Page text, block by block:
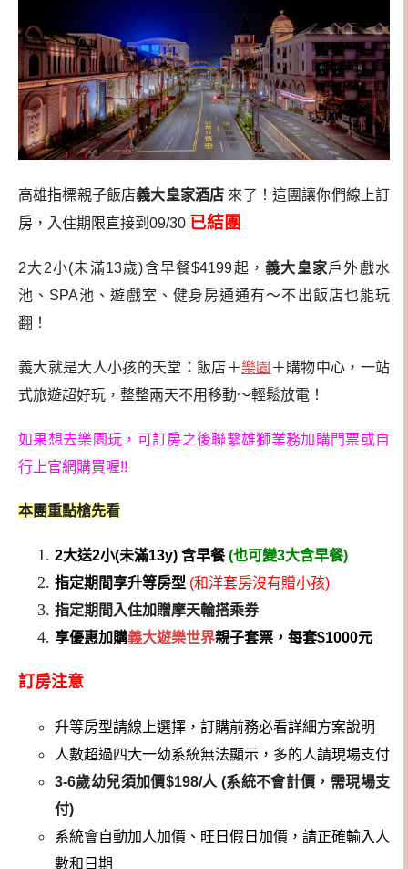
高雄指標親子飯店義大皇家酒店 來了！這團讓你們線上訂
房，入住期限直接到09/30 已結團
2大2小(未滿13歲)含早餐$4199起，義大皇家戶外戲水
池、SPA池、遊戲室、健身房通通有～不出飯店也能玩
翻！
義大就是大人小孩的天堂：飯店＋樂園 ＋購物中心，一站
式旅遊超好玩，整整兩天不用移動～輕鬆放電！
如果想去樂園玩，可訂房之後聯繫雄獅業務加購門票或自
行上官網購買喔!!
本團重點槍先看
2大送2小(未滿13y) 含早餐(也可變3大含早餐)
指定期間享升等房型 (和洋套房沒有贈小孩)
指定期間入住加贈摩天輪搭乘券
享優惠加購義大遊樂世界親子套票，每套$1000元
訂房注意
升等房型請線上選擇，訂購前務必看詳細方案說明
人數超過四大一幼系統無法顯示，多的人請現場支付
3-6歲幼兒須加價$198/人 (系統不會計價，需現場支
付)
系統會自動加人加價、旺日假日加價，請正確輸入人
數和日期